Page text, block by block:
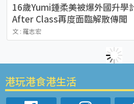
16歲Yumi鍾柔美被爆外國升學
After Class再度面臨解散傳聞
文 : 羅志宏
港玩港食港生活